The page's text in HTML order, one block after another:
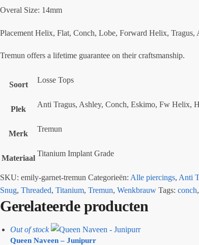
Overal Size: 14mm
Placement Helix, Flat, Conch, Lobe, Forward Helix, Tragus,
Tremun offers a lifetime guarantee on their craftsmanship.
Soort
Losse Tops
Plek
Anti Tragus, Ashley, Conch, Eskimo, Fw Helix,
Merk
Tremun
Materiaal
Titanium Implant Grade
SKU: emily-garnet-tremun Categorieën: Alle piercings, Anti
Snug, Threaded, Titanium, Tremun, Wenkbrauw Tags: conch,
Gerelateerde producten
Out of stock
Queen Naveen – Junipurr